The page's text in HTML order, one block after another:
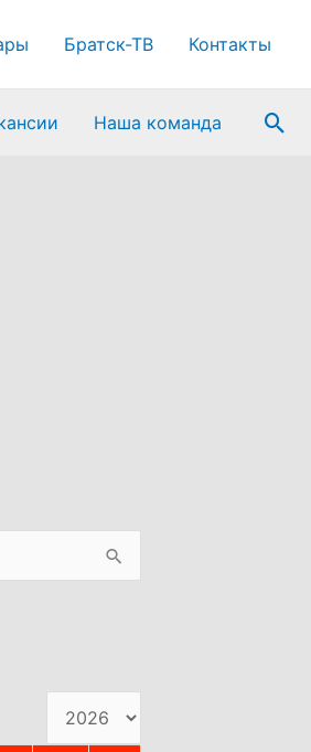
Братск-ТВ Контакты
Наша команда